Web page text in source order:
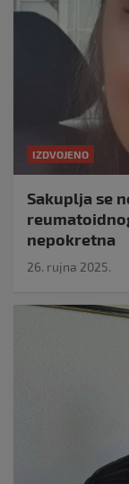
IZDVOJENO
Sakuplja se
nepokretna
26. rujna 2025.